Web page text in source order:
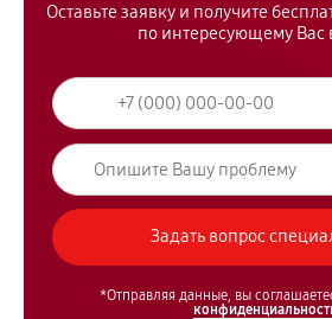
Оставьте заявку и получите
по интересующему Вас
*Отправляя данные, вы